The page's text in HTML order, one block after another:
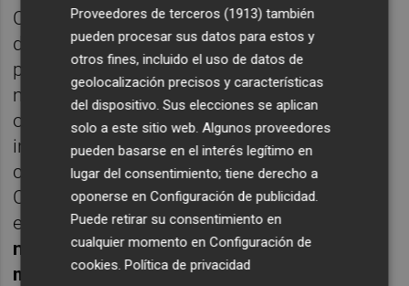
Cabe mencionar que Gan Pampols ha ido
desgrandando estos últimos meses los ejes
principales de este plan, que incluye 339
medidas concretas para revertir los daños
ocasionados por la Dana y mejorar las
infraestructuras, no solo de la conocida
como zona cero, si no del conjunto de la
Comunitat Valenciana. Para llevar a cabo
estas actuaciones, según ha explicado,
necesitará una inversión total de 29.000
millones de euros.
Proveedores de terceros (1913) también
pueden procesar sus datos para estos y
otros fines, incluido el uso de datos de
geolocalización precisos y características
del dispositivo. Sus elecciones se aplican
solo a este sitio web. Algunos proveedores
pueden basarse en el interés legítimo en
lugar del consentimiento; tiene derecho a
oponerse enConfiguración de publicidad.
Puede retirar su consentimiento en
cualquier momento enConfiguración de
cookies.Política de privacidad